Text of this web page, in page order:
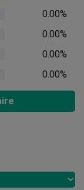
0.00%
0.00%
0.00%
0.00%